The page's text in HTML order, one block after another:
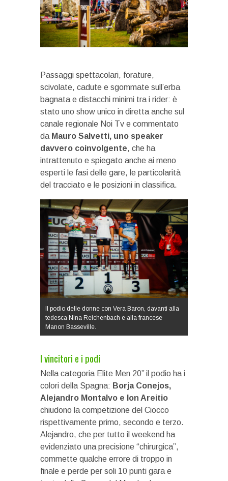
Passaggi spettacolari, forature,
scivolate, cadute e sgommate sull’erba
bagnata e distacchi minimi tra i rider: è
stato uno show unico in diretta anche sul
canale regionale Noi Tv e commentato
da Mauro Salvetti, uno speaker
davvero coinvolgente, che ha
intrattenuto e spiegato anche ai meno
esperti le fasi delle gare, le particolarità
del tracciato e le posizioni in classifica.
Il podio delle donne con Vera Baron, davanti alla
tedesca Nina Reichenbach e alla francese
Manon Basseville.
I vincitori e i podi
Nella categoria Elite Men 20’’ il podio ha i
colori della Spagna: Borja Conejos,
Alejandro Montalvo e Ion Areitio
chiudono la competizione del Ciocco
rispettivamente primo, secondo e terzo.
Alejandro, che per tutto il weekend ha
evidenziato una precisione “chirurgica”,
commette qualche errore di troppo in
finale e perde per soli 10 punti gara e